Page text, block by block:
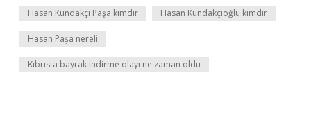
Hasan Kundakçı Paşa kimdir Hasan Kundakçıoğlu kimdir
Hasan Paşa nereli
Kıbrısta bayrak indirme olayı ne zaman oldu